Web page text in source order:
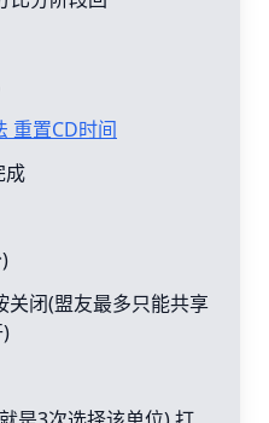
重置CD时间
成
关闭(盟友最多只能共享